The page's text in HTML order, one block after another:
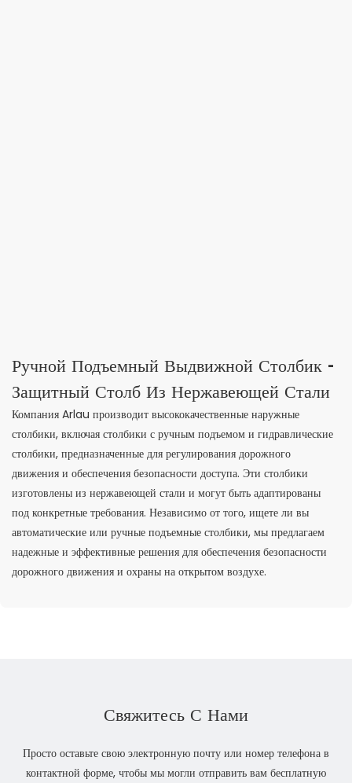
Ручной Подъемный Выдвижной Столбик -
Защитный Столб Из Нержавеющей Стали
Компания Arlau производит высококачественные наружные
столбики, включая столбики с ручным подъемом и гидравлические
столбики, предназначенные для регулирования дорожного
движения и обеспечения безопасности доступа. Эти столбики
изготовлены из нержавеющей стали и могут быть адаптированы
под конкретные требования. Независимо от того, ищете ли вы
автоматические или ручные подъемные столбики, мы предлагаем
надежные и эффективные решения для обеспечения безопасности
дорожного движения и охраны на открытом воздухе.
Свяжитесь С Нами
Просто оставьте свою электронную почту или номер телефона в
контактной форме, чтобы мы могли отправить вам бесплатную